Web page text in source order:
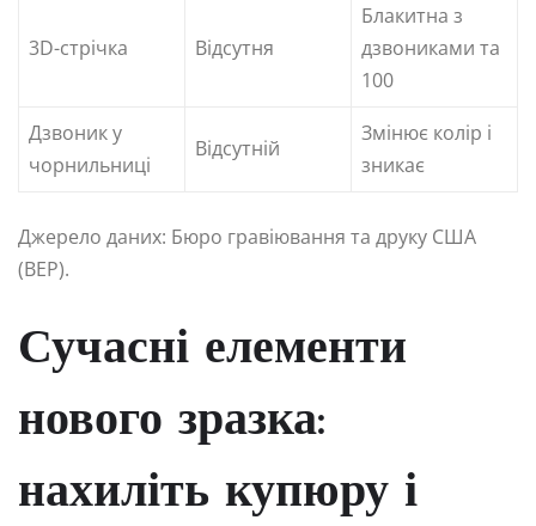
3D-стрічка Відсутня
Блакитна з
дзвониками та
100
Дзвоник у
чорнильниці
Відсутній
Змінює колір і
зникає
Джерело даних: Бюро гравіювання та друку США
(BEP).
Сучасні елементи
нового зразка:
нахиліть купюру і